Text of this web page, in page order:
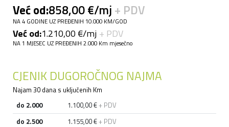
Već od:858,00 €/mj + PDV
NA 4 GODINE UZ PREĐENIH 10.000 KM/GOD
Već od:1.210,00 €/mj + PDV
NA 1 MJESEC UZ PREĐENIH 2.000 Km mjesečno
CJENIK DUGOROČNOG NAJMA
Najam 30 dana s uključenih Km
do 2.000
1.100,00 €+ PDV
do 2.500
1.155,00 €+ PDV